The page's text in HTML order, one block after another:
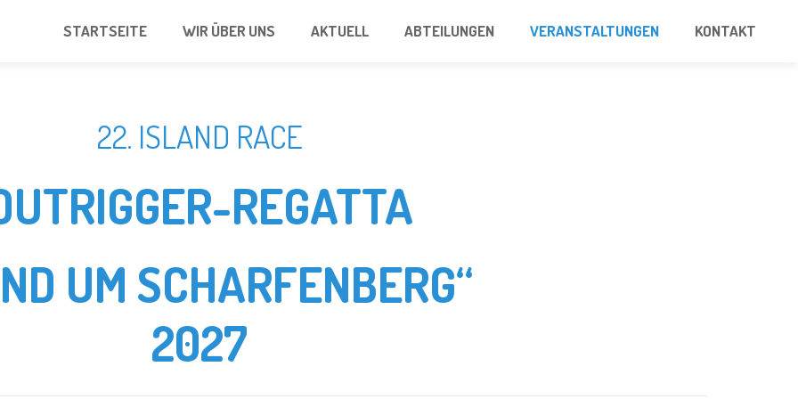
STARTSEITE WIR ÜBER UNS AKTUELL ABTEILUNGEN VERANSTALTUNGEN KONTAKT
22. ISLAND RACE
REGATTA
UM SCHARFENBERG“
2027